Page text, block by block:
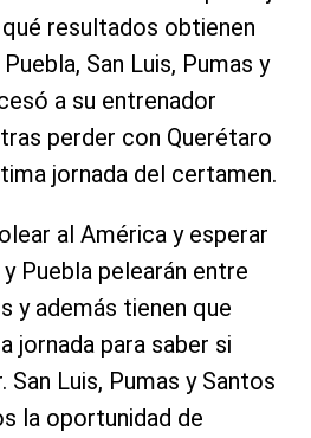
resultados obtienen
San Luis, Pumas y
a su entrenador
perder con Querétaro
jornada del certamen.
al América y esperar
Puebla pelearán entre
y además tienen que
jornada para saber si
San Luis, Pumas y Santos
la oportunidad de